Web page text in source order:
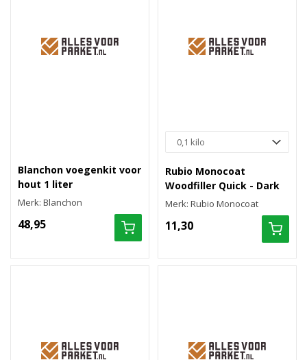
Blanchon voegenkit voor
hout 1 liter
Merk: Blanchon
48,95
Rubio Monocoat
Woodfiller Quick - Dark
Merk: Rubio Monocoat
11,30